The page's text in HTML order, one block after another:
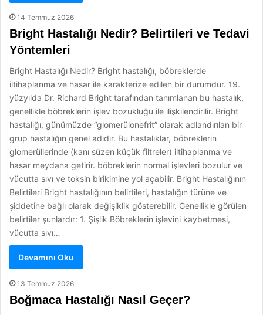
14 Temmuz 2026
Bright Hastalığı Nedir? Belirtileri ve Tedavi
Yöntemleri
Bright Hastalığı Nedir? Bright hastalığı, böbreklerde
iltihaplanma ve hasar ile karakterize edilen bir durumdur. 19.
yüzyılda Dr. Richard Bright tarafından tanımlanan bu hastalık,
genellikle böbreklerin işlev bozukluğu ile ilişkilendirilir. Bright
hastalığı, günümüzde “glomerülonefrit” olarak adlandırılan bir
grup hastalığın genel adıdır. Bu hastalıklar, böbreklerin
glomerüllerinde (kanı süzen küçük filtreler) iltihaplanma ve
hasar meydana getirir. böbreklerin normal işlevleri bozulur ve
vücutta sıvı ve toksin birikimine yol açabilir. Bright Hastalığının
Belirtileri Bright hastalığının belirtileri, hastalığın türüne ve
şiddetine bağlı olarak değişiklik gösterebilir. Genellikle görülen
belirtiler şunlardır: 1. Şişlik Böbreklerin işlevini kaybetmesi,
vücutta sıvı…
Devamını Oku
13 Temmuz 2026
Boğmaca Hastalığı Nasıl Geçer?